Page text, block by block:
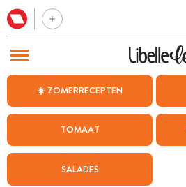
☀️ ZOMERRECEPTEN
TOMAAT
SALADES
BEZOEK ONZE ANDERE WEBSITES
WEEKMENU
CHAT MET MAIA